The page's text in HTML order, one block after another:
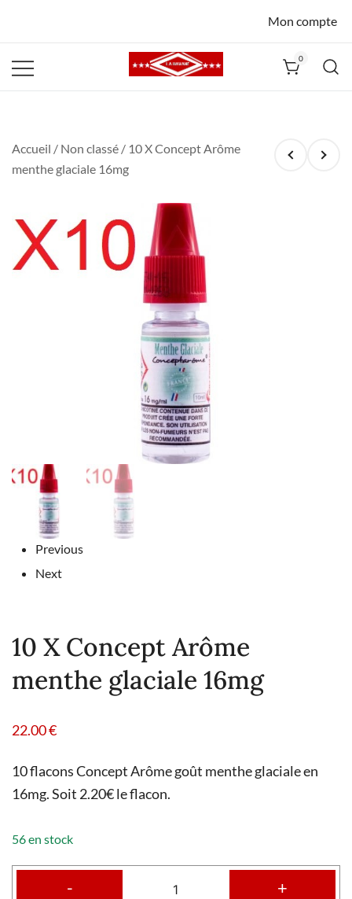
Mon compte
0
Accueil / Non classé / 10 X Concept Arôme
menthe glaciale 16mg
Previous
Next
10 X Concept Arôme
menthe glaciale 16mg
22.00€
10 flacons Concept Arôme goût menthe glaciale en
16mg. Soit 2.20€ le flacon.
56 en stock
- +